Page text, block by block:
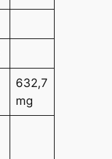
632,7
mg